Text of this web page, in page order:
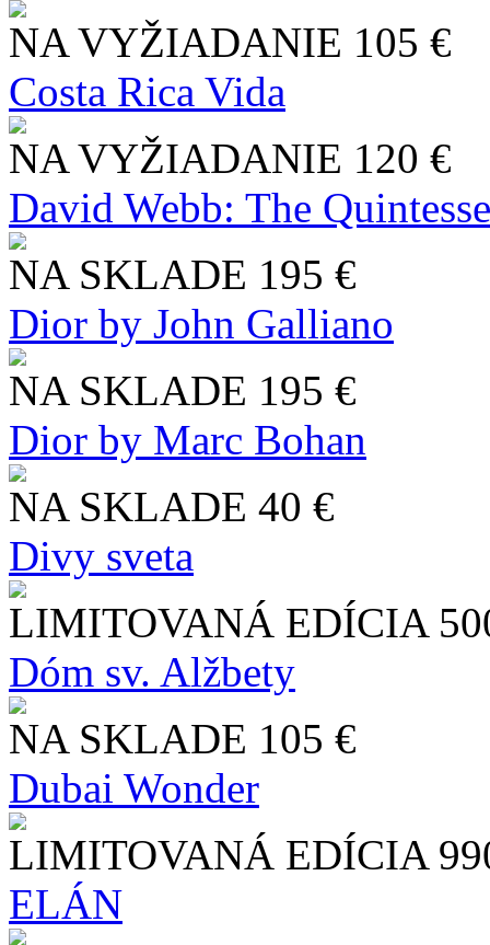
NA VYŽIADANIE 105 €
Costa Rica Vida
NA VYŽIADANIE 120 €
David Webb: The
NA SKLADE 195 €
Dior by John Galliano
NA SKLADE 195 €
Dior by Marc Bohan
NA SKLADE 40 €
Divy sveta
LIMITOVANÁ EDÍCIA
Dóm sv. Alžbety
NA SKLADE 105 €
Dubai Wonder
LIMITOVANÁ EDÍCIA
ELÁN